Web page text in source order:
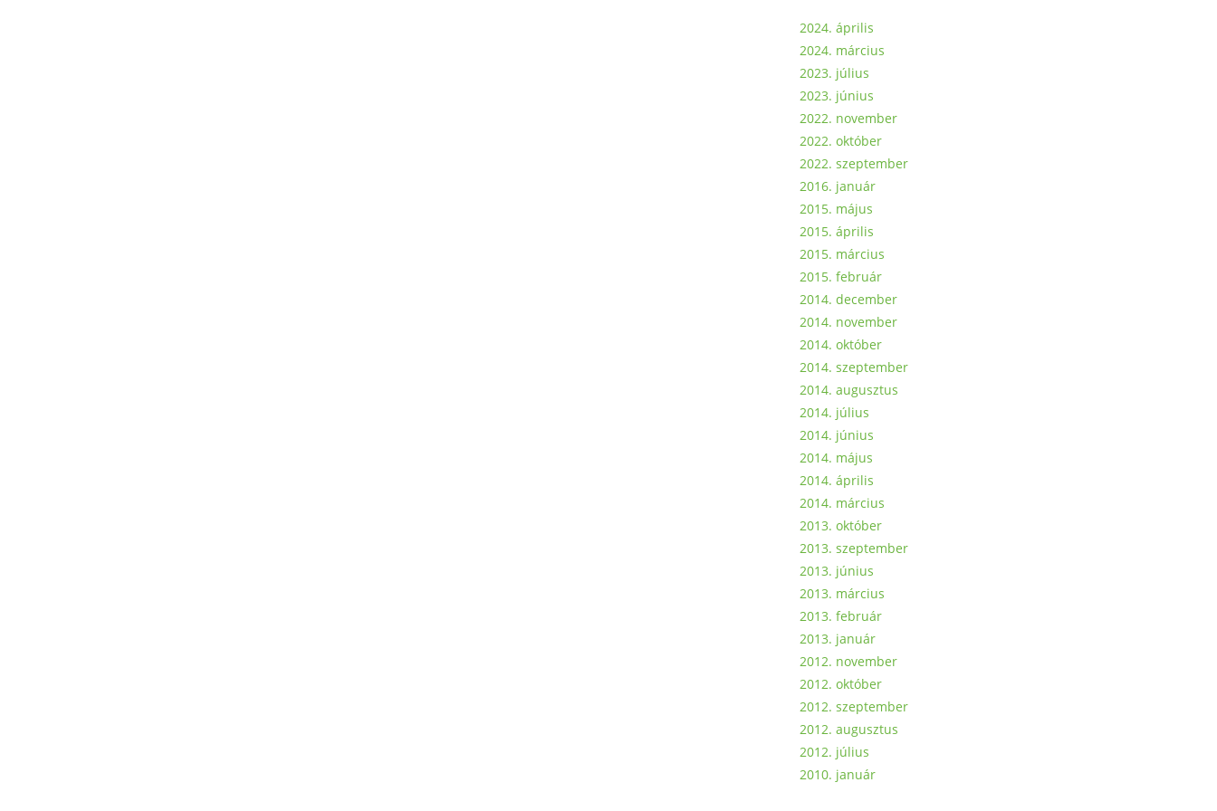
2024. április
2024. március
2023. július
2023. június
2022. november
2022. október
2022. szeptember
2016. január
2015. május
2015. április
2015. március
2015. február
2014. december
2014. november
2014. október
2014. szeptember
2014. augusztus
2014. július
2014. június
2014. május
2014. április
2014. március
2013. október
2013. szeptember
2013. június
2013. március
2013. február
2013. január
2012. november
2012. október
2012. szeptember
2012. augusztus
2012. július
2010. január